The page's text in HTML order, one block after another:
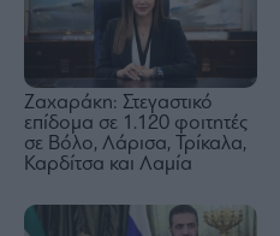
Ζαχαράκη: Στεγαστικό
επίδομα σε 1.120 φοιτητές
σε Βόλο, Λάρισα, Τρίκαλα,
Καρδίτσα και Λαμία